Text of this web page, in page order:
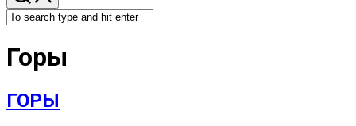
Горы
ГОРЫ